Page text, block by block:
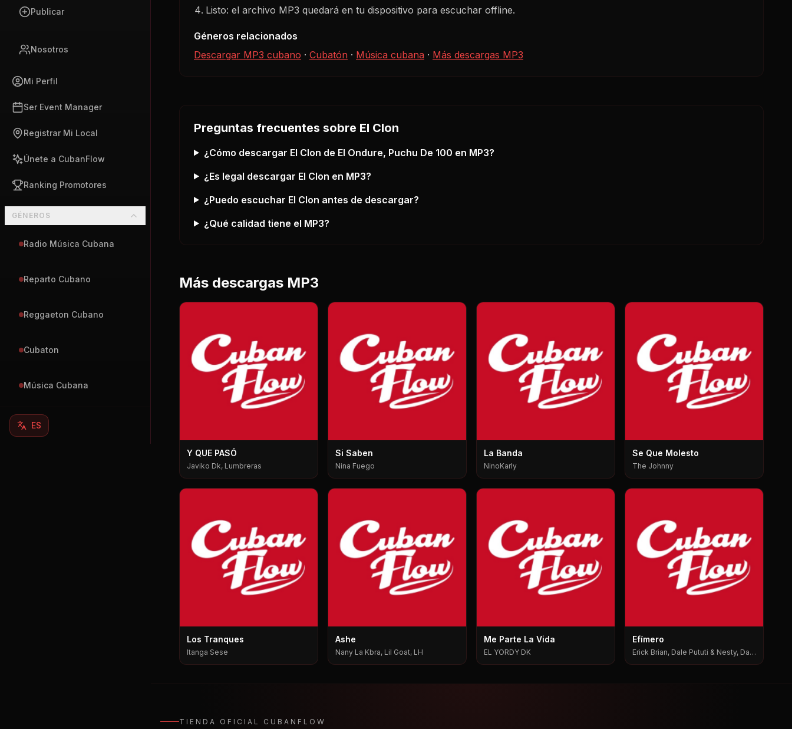
Publicar
Nosotros
Mi Perfil
Ser Event Manager
Registrar Mi Local
Únete a CubanFlow
Ranking Promotores
GÉNEROS
Radio Música Cubana
Reparto Cubano
Reggaeton Cubano
Cubaton
Música Cubana
ES
Listo: el archivo MP3 quedará en tu dispositivo para escuchar offline.
Géneros relacionados
Descargar MP3 cubano · Cubatón · Música cubana · Más descargas MP3
Preguntas frecuentes sobre El Clon
¿Cómo descargar El Clon de El Ondure, Puchu De 100 en MP3?
¿Es legal descargar El Clon en MP3?
¿Puedo escuchar El Clon antes de descargar?
¿Qué calidad tiene el MP3?
Más descargas MP3
Y QUE PASÓ
Javiko Dk, Lumbreras
Si Saben
Nina Fuego
La Banda
NinoKarly
Se Que Molesto
The Johnny
Los Tranques
Itanga Sese
Ashe
Nany La Kbra, Lil Goat, LH
Me Parte La Vida
EL YORDY DK
Efímero
Erick Brian, Dale Pututi & Nesty, Dale
TIENDA OFICIAL CUBANFLOW